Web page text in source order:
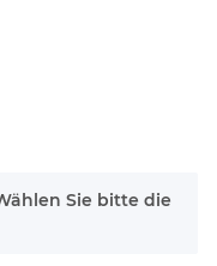
Sie bitte die